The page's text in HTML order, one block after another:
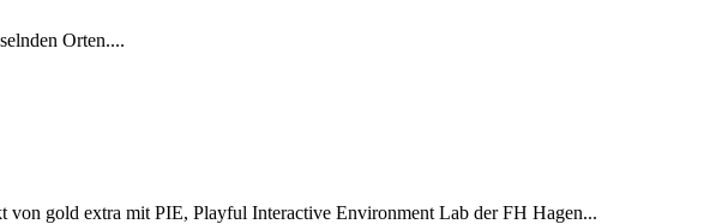
Orten....
von gold extra mit PIE, Playful Interactive Environment Lab der FH Hagen...